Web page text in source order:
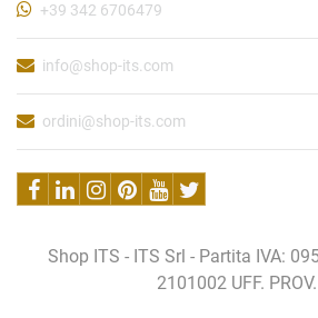
+39 342 6706479
info@shop-its.com
ordini@shop-its.com
Shop ITS - ITS Srl - Partita IVA:
2101002 UFF.